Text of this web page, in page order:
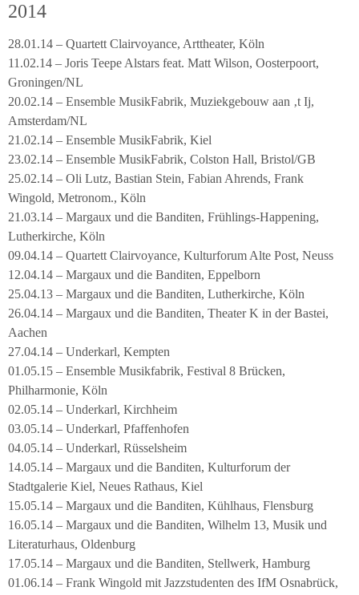
2014
28.01.14 – Quartett Clairvoyance, Arttheater, Köln
11.02.14 – Joris Teepe Alstars feat. Matt Wilson, Oosterpoort,
Groningen/NL
20.02.14 – Ensemble MusikFabrik, Muziekgebouw aan ‚t Ij,
Amsterdam/NL
21.02.14 – Ensemble MusikFabrik, Kiel
23.02.14 – Ensemble MusikFabrik, Colston Hall, Bristol/GB
25.02.14 – Oli Lutz, Bastian Stein, Fabian Ahrends, Frank
Wingold, Metronom., Köln
21.03.14 – Margaux und die Banditen, Frühlings-Happening,
Lutherkirche, Köln
09.04.14 – Quartett Clairvoyance, Kulturforum Alte Post, Neuss
12.04.14 – Margaux und die Banditen, Eppelborn
25.04.13 – Margaux und die Banditen, Lutherkirche, Köln
26.04.14 – Margaux und die Banditen, Theater K in der Bastei,
Aachen
27.04.14 – Underkarl, Kempten
01.05.15 – Ensemble Musikfabrik, Festival 8 Brücken,
Philharmonie, Köln
02.05.14 – Underkarl, Kirchheim
03.05.14 – Underkarl, Pfaffenhofen
04.05.14 – Underkarl, Rüsselsheim
14.05.14 – Margaux und die Banditen, Kulturforum der
Stadtgalerie Kiel, Neues Rathaus, Kiel
15.05.14 – Margaux und die Banditen, Kühlhaus, Flensburg
16.05.14 – Margaux und die Banditen, Wilhelm 13, Musik und
Literaturhaus, Oldenburg
17.05.14 – Margaux und die Banditen, Stellwerk, Hamburg
01.06.14 – Frank Wingold mit Jazzstudenten des IfM Osnabrück,